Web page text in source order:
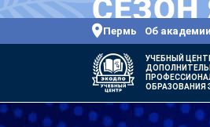
Пермь Об академии
УЧЕБНЫЙ
ОБРАЗОВАНИЯ